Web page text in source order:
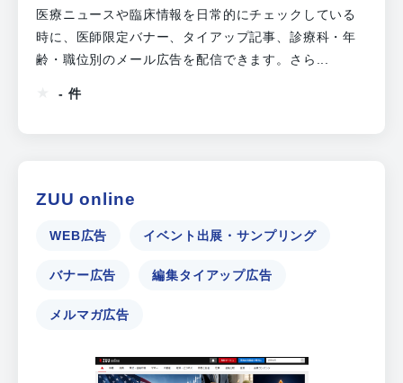
医療ニュースや臨床情報を日常的にチェックしている
時に、医師限定バナー、タイアップ記事、診療科・年
齢・職位別のメール広告を配信できます。さら...
- 件
ZUU online
WEB広告 イベント出展・サンプリング
バナー広告 編集タイアップ広告
メルマガ広告